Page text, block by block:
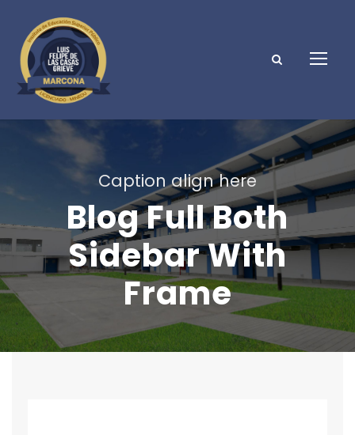
Caption align here
Blog Full Both
Sidebar With
Frame